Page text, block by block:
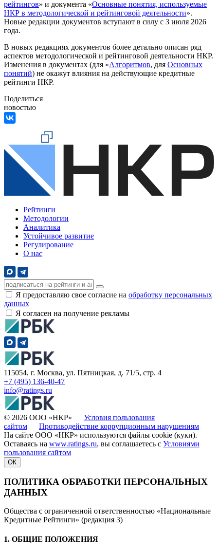
рейтингов» и документа «Основные понятия, используемые
НКР в методологической и рейтинговой деятельности».
Новые редакции документов вступают в силу с 3 июля 2026
года.
В новых редакциях документов более детально описан ряд
аспектов методологической и рейтинговой деятельности НКР.
Изменения в документах (для «Алгоритмов, для Основных
понятий) не окажут влияния на действующие кредитные
рейтинги НКР.
Поделиться
новостью
Рейтинги
Методологии
Аналитика
Устойчивое развитие
Регулирование
О нас
Я предоставляю свое согласие на обработку персональных
данных
Я согласен на получение рекламы
115054, г. Москва, ул. Пятницкая, д. 71/5, стр. 4
+7 (495) 136-40-47
info@ratings.ru
© 2026 ООО «НКР» Условия пользования
сайтом
Противодействие коррупционным нарушениям
На сайте ООО «НКР» используются файлы cookie (куки).
Оставаясь на www.ratings.ru, вы соглашаетесь с Условиями
пользования сайтом
ОК
ПОЛИТИКА ОБРАБОТКИ ПЕРСОНАЛЬНЫХ
ДАННЫХ
Общества с ограниченной ответственностью «Национальные
Кредитные Рейтинги» (редакция 3)
1. ОБЩИЕ ПОЛОЖЕНИЯ